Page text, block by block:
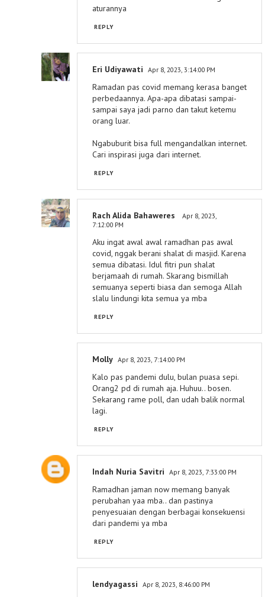
aturannya
REPLY
Eri Udiyawati Apr 8, 2023, 3:14:00 PM
Ramadan pas covid memang kerasa banget
perbedaannya. Apa-apa dibatasi sampai-
sampai saya jadi parno dan takut ketemu
orang luar.
Ngabuburit bisa full mengandalkan internet.
Cari inspirasi juga dari internet.
REPLY
Rach Alida Bahaweres
Apr 8, 2023,
7:12:00 PM
Aku ingat awal awal ramadhan pas awal
covid, nggak berani shalat di masjid. Karena
semua dibatasi. Idul fitri pun shalat
berjamaah di rumah. Skarang bismillah
semuanya seperti biasa dan semoga Allah
slalu lindungi kita semua ya mba
REPLY
Molly Apr 8, 2023, 7:14:00 PM
Kalo pas pandemi dulu, bulan puasa sepi.
Orang2 pd di rumah aja. Huhuu.. bosen.
Sekarang rame poll, dan udah balik normal
lagi.
REPLY
Indah Nuria Savitri Apr 8, 2023, 7:33:00 PM
Ramadhan jaman now memang banyak
perubahan yaa mba.. dan pastinya
penyesuaian dengan berbagai konsekuensi
dari pandemi ya mba
REPLY
lendyagassi Apr 8, 2023, 8:46:00 PM